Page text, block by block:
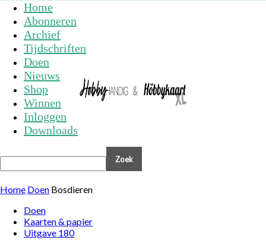
Home
Abonneren
Archief
Tijdschriften
Doen
Nieuws
Shop
Winnen
Inloggen
Downloads
Home Doen Bosdieren
Doen
Kaarten & papier
Uitgave 180